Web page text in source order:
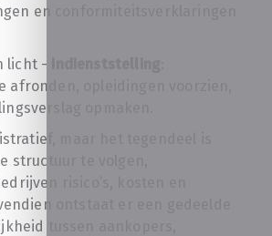
en conformiteitsverklaringen
licht -
afronden, opleidingen voorzien,
opmaken.
maar het tegendeel is
structuur te volgen,
risico’s, kosten en
ontstaat er een gedeelde
tussen aankopers,